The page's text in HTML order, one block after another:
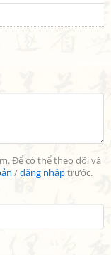
Để có thể theo dõi và
/đăng nhậptrước.